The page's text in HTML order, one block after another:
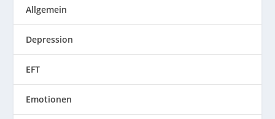
Allgemein
Depression
EFT
Emotionen